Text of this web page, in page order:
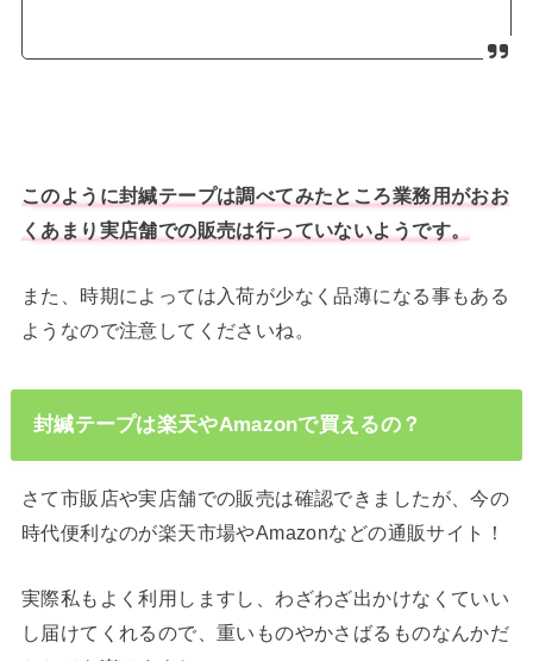
このように封緘テープは調べてみたところ業務用がおお
くあまり実店舗での販売は行っていないようです。
また、時期によっては入荷が少なく品薄になる事もある
ようなので注意してくださいね。
封緘テープは楽天やAmazonで買えるの？
さて市販店や実店舗での販売は確認できましたが、今の
時代便利なのが楽天市場やAmazonなどの通販サイト！
実際私もよく利用しますし、わざわざ出かけなくていい
し届けてくれるので、重いものやかさばるものなんかだ